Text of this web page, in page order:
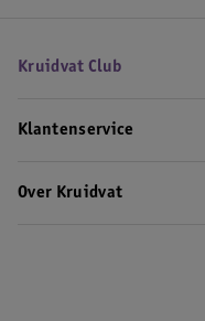
Kruidvat Club
Klantenservice
Over Kruidvat